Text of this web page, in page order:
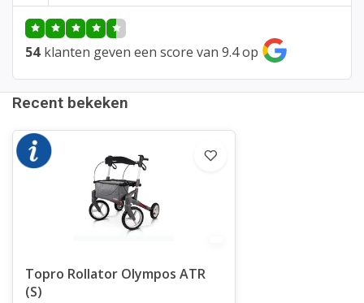
54 klanten geven een score van 9.4 op
Recent bekeken
Topro Rollator Olympos ATR
(S)